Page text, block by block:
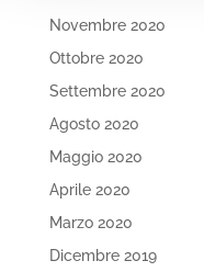
Novembre 2020
Ottobre 2020
Settembre 2020
Agosto 2020
Maggio 2020
Aprile 2020
Marzo 2020
Dicembre 2019